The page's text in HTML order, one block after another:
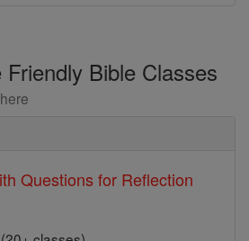
Bible Classes
Questions for Reflection